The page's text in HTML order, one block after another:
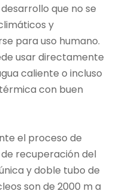
que no se
y
para uso humano.
usar directamente
caliente o incluso
con buen
el proceso de
recuperación del
y doble tubo de
son de 2000 m a